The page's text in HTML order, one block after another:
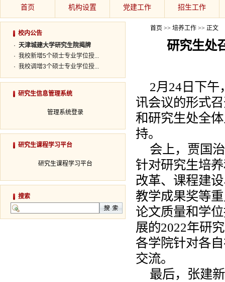
首页 机构设置 党建工作 招生工作
首页 >> 培养工作 >> 正文
研究生处
2月24日下午
讯会议的形式
和研究生处全
持。
会上，贾国
针对研究生培
改革、课程建
教学成果奖等
论文质量和学
展的2022年研
各学院针对各
交流。
最后，张建
校内公告
· 天津城建大学研究生院揭牌
· 我校新增5个硕士专业学位授...
· 我校调增3个硕士专业学位授...
研究生信息管理系统
管理系统登录
研究生课程学习平台
研究生课程学习平台
搜索